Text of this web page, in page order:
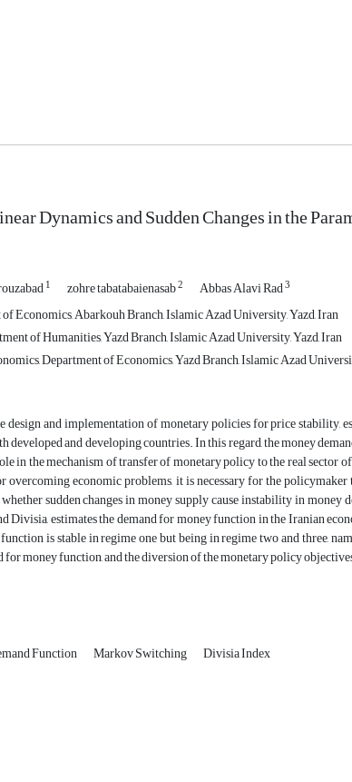
Dynamics and Sudden Changes in the
1 zohre tabatabaienasab2 Abbas Alavi Rad3
Economics, Abarkouh Branch, Islamic Azad University, Yazd, Iran
of Humanities, Yazd Branch, Islamic Azad University, Yazd, Iran
Department of Economics, Yazd Branch, Islamic Azad
design and implementation of monetary policies for price stability,
developed and developing countries. In this regard, the money
in the mechanism of transfer of monetary policy to the real sector
overcoming economic problems, it is necessary for the
sudden changes in money supply cause instability in
Divisia, estimates the demand for money function in the Iranian
is stable in regime one but being in regime two and three,
money function, and the diversion of the monetary policy
Function Markov Switching Divisia Index